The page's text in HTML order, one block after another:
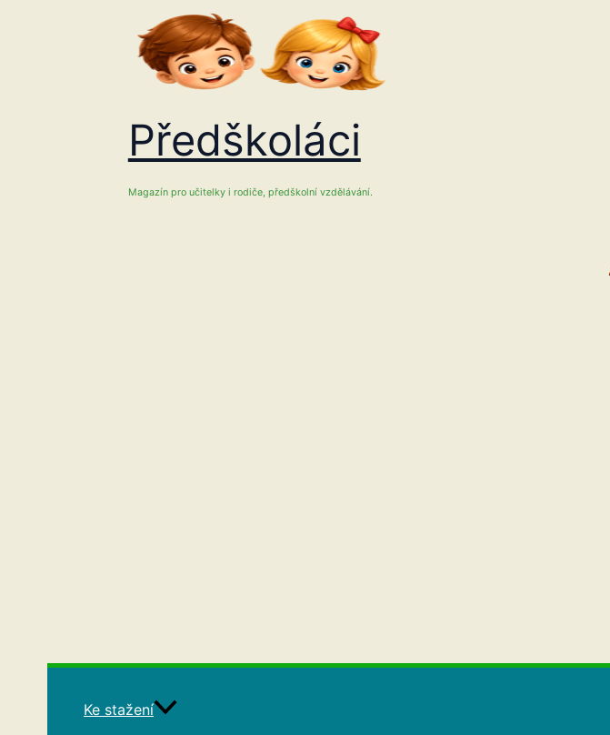
Předškoláci
Magazín pro učitelky i rodiče, předškolní vzdělávání.
Ke stažení